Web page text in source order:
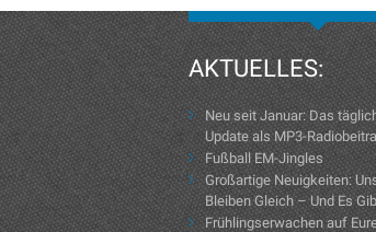
AKTUELLES:
Neu seit Januar: Das
Update als MP3-
Fußball EM-Jingles
Großartige Neuigkeiten:
Bleiben Gleich – Und Es
Frühlingserwachen auf